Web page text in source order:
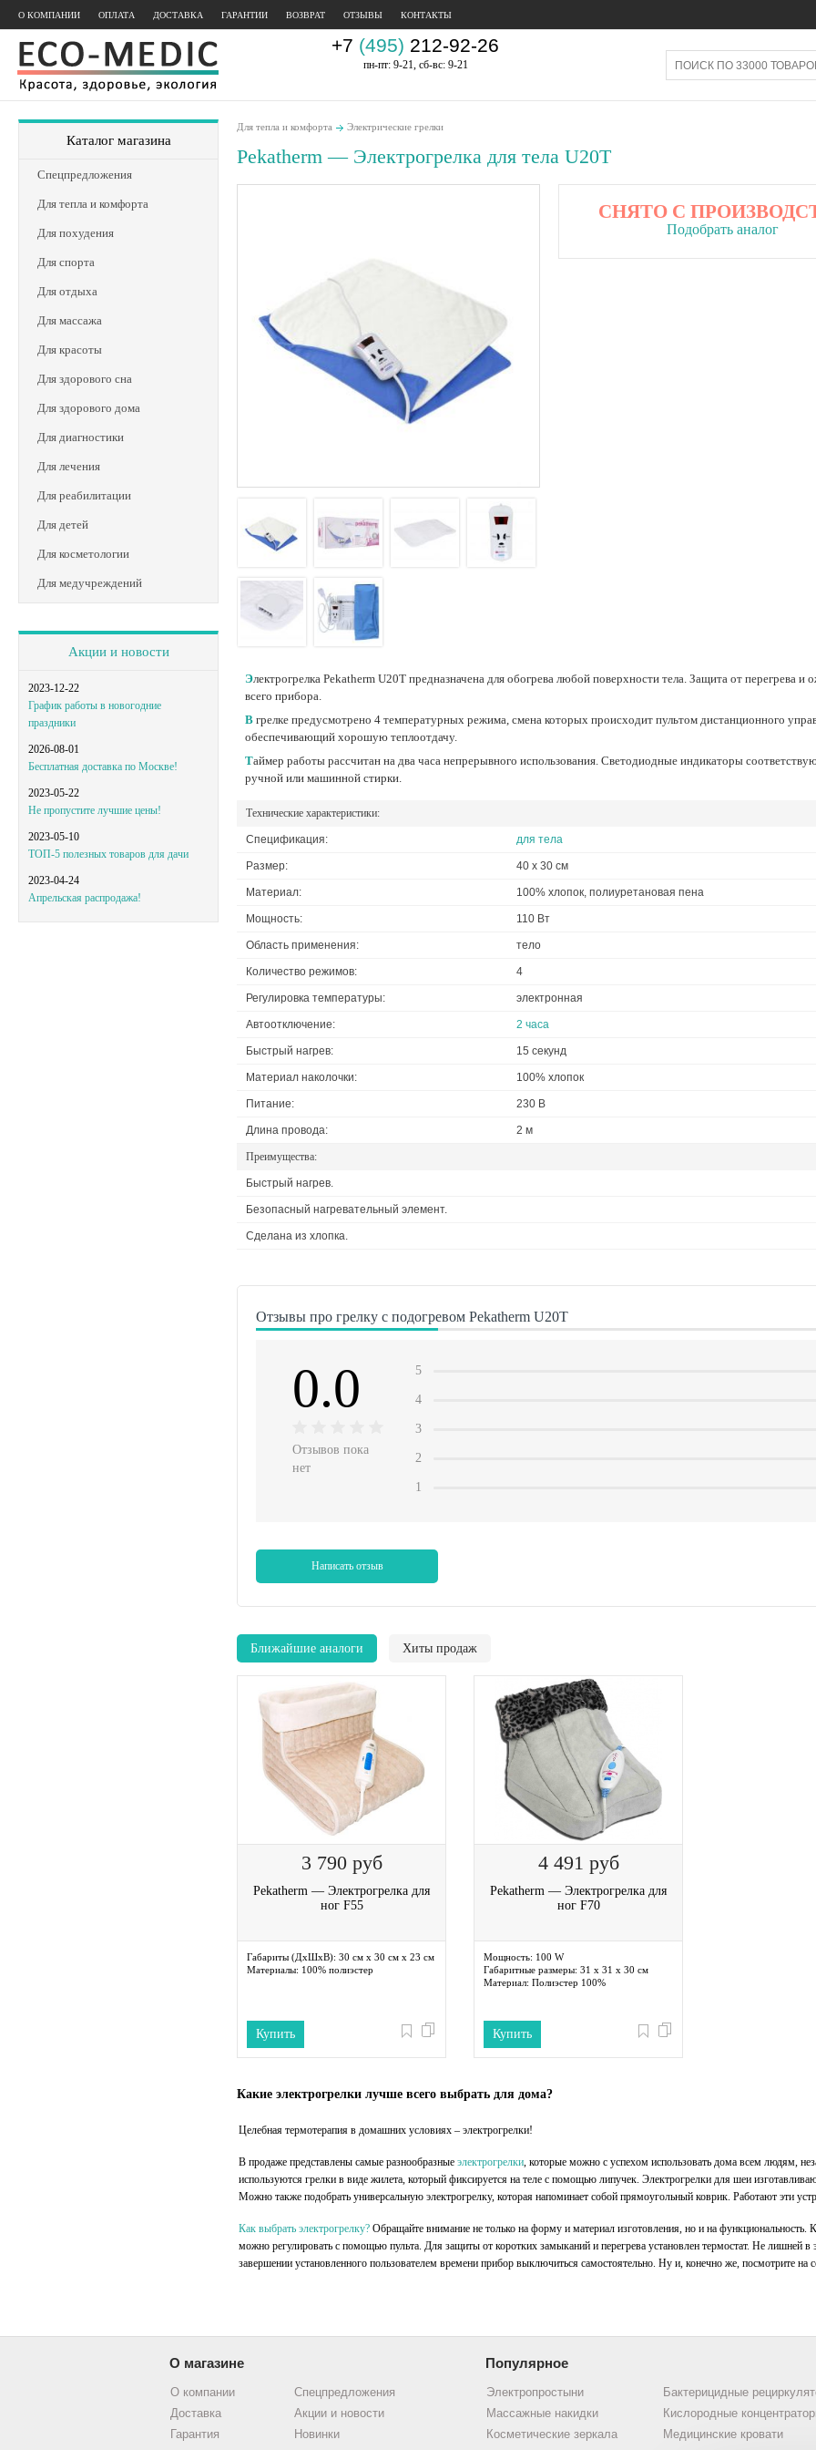
О КОМПАНИИ ОПЛАТА ДОСТАВКА ГАРАНТИИ ВОЗВРАТ ОТЗЫВЫ КОНТАКТЫ
+7 (495) 212-92-26
пн-пт: 9-21, сб-вс: 9-21
Каталог магазина
Спецпредложения
Для тепла и комфорта
Для похудения
Для спорта
Для отдыха
Для массажа
Для красоты
Для здорового сна
Для здорового дома
Для диагностики
Для лечения
Для реабилитации
Для детей
Для косметологии
Для медучреждений
Акции и новости
2023-12-22
График работы в новогодние
праздники
2026-08-01
Бесплатная доставка по Москве!
2023-05-22
Не пропустите лучшие цены!
2023-05-10
ТОП-5 полезных товаров для дачи
2023-04-24
Апрельская распродажа!
Для тепла и комфорта Электрические грелки
Pekatherm — Электрогрелка для тела U20Т
СНЯТО С
Подобрать аналог
Электрогрелка Pekatherm U20Т предназначена для обогрева любой поверхности тела. Защита от перегрева и ожогов обеспечивается системой безопасности, контролирующей работу
всего прибора.
В грелке предусмотрено 4 температурных режима, смена которых происходит пультом дистанционного управления. Материал верха — воздухопроницаемый, эластичный и
обеспечивающий хорошую теплоотдачу.
Таймер работы рассчитан на два часа непрерывного использования. Светодиодные индикаторы соответствуют выбранному режиму. Сменная наволочка очищается при помощи
ручной или машинной стирки.
Технические характеристики:
Спецификация: для тела
Размер: 40 х 30 см
Материал: 100% хлопок, полиуретановая пена
Мощность: 110 Вт
Область применения: тело
Количество режимов: 4
Регулировка температуры: электронная
Автоотключение: 2 часа
Быстрый нагрев: 15 секунд
Материал наколочки: 100% хлопок
Питание: 230 В
Длина провода: 2 м
Преимущества:
Быстрый нагрев.
Безопасный нагревательный элемент.
Сделана из хлопка.
Отзывы про грелку с подогревом Pekatherm U20Т
0.0
Отзывов пока
нет
5
4
3
2
1
Написать отзыв
Ближайшие аналоги Хиты продаж
3 790 руб
Pekatherm — Электрогрелка для
ног F55
Габариты (ДхШхВ): 30 см х 30 см х 23 см
Материалы: 100% полиэстер
Купить
4 491 руб
Pekatherm — Электрогрелка для
ног F70
Мощность: 100 W
Габаритные размеры: 31 х 31 х 30 см
Материал: Полиэстер 100%
Купить
Какие электрогрелки лучше всего выбрать для дома?
Целебная термотерапия в домашних условиях – электрогрелки!
В продаже представлены самые разнообразные электрогрелки , которые можно с успехом использовать дома всем людям,
используются грелки в виде жилета, который фиксируется на теле с помощью липучек. Электрогрелки для шеи
Можно также подобрать универсальную электрогрелку, которая напоминает собой прямоугольный коврик. Работают эти
Как выбрать электрогрелку? Обращайте внимание не только на форму и материал изготовления, но и на функциональность.
можно регулировать с помощью пульта. Для защиты от коротких замыканий и перегрева установлен термостат. Не лишней в
завершении установленного пользователем времени прибор выключиться самостоятельно. Ну и, конечно же, посмотрите
О магазине Популярное
О компании
Доставка
Гарантия
Спецпредложения
Акции и новости
Новинки
Электропростыни
Массажные накидки
Косметические зеркала
Бактерицидные
Кислородные
Медицинские кровати